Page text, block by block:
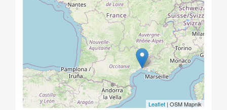
Leaflet | OSM Mapnik